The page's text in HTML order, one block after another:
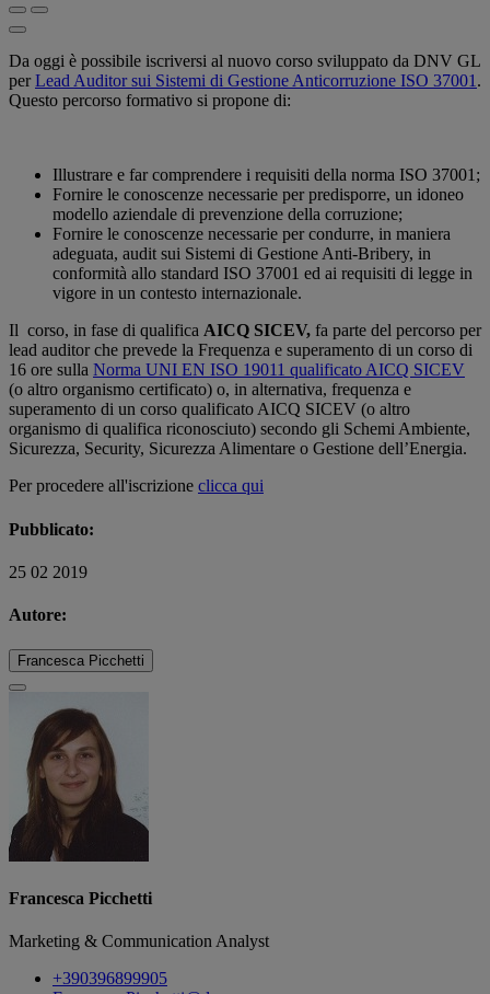
Da oggi è possibile iscriversi al nuovo corso sviluppato da DNV GL
perLead Auditor sui Sistemi di Gestione Anticorruzione ISO 37001.
Questo percorso formativo si propone di:
Illustrare e far comprendere i requisiti della norma ISO 37001;
Fornire le conoscenze necessarie per predisporre, un idoneo
modello aziendale di prevenzione della corruzione;
Fornire le conoscenze necessarie per condurre, in maniera
adeguata, audit sui Sistemi di Gestione Anti-Bribery, in
conformità allo standard ISO 37001 ed ai requisiti di legge in
vigore in un contesto internazionale.
Il corso, in fase di qualifica AICQ SICEV, fa parte del percorso per
lead auditor che prevede la Frequenza e superamento di un corso di
16 ore sulla Norma UNI EN ISO 19011 qualificato AICQ SICEV
(o altro organismo certificato) o, in alternativa, frequenza e
superamento di un corso qualificato AICQ SICEV (o altro
organismo di qualifica riconosciuto) secondo gli Schemi Ambiente,
Sicurezza, Security, Sicurezza Alimentare o Gestione dell’Energia.
Per procedere all'iscrizione clicca qui
Pubblicato:
25 02 2019
Autore:
Francesca Picchetti
Francesca Picchetti
Marketing & Communication Analyst
+390396899905